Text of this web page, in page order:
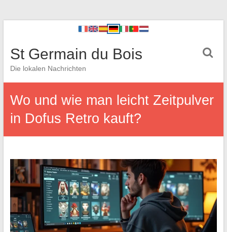
St Germain du Bois
Die lokalen Nachrichten
Wo und wie man leicht Zeitpulver
in Dofus Retro kauft?